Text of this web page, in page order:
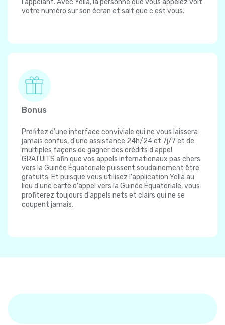
l'appelant. Avec Yolla, la personne que vous appelez voit
votre numéro sur son écran et sait que c'est vous.
Bonus
Profitez d'une interface conviviale qui ne vous laissera
jamais confus, d'une assistance 24h/24 et 7j/7 et de
multiples façons de gagner des crédits d'appel
GRATUITS afin que vos appels internationaux pas chers
vers la Guinée Équatoriale puissent soudainement être
gratuits. Et puisque vous utilisez l'application Yolla au
lieu d'une carte d'appel vers la Guinée Équatoriale, vous
profiterez toujours d'appels nets et clairs qui ne se
coupent jamais.